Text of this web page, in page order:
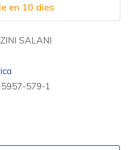
en 10 dies
SALANI
579-1